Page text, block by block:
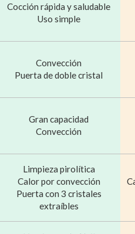
Cocción rápida y saludable
Uso simple
Convección
Puerta de doble cristal
Gran capacidad
Convección
Limpieza pirolítica
Calor por convección
Puerta con 3 cristales
extraíbles